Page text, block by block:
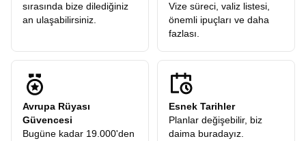
sırasında bize dilediğiniz
an ulaşabilirsiniz.
Vize süreci, valiz listesi,
önemli ipuçları ve daha
fazlası.
Avrupa Rüyası
Güvencesi
Bugüne kadar 19.000'den
Esnek Tarihler
Planlar değişebilir, biz
daima buradayız.